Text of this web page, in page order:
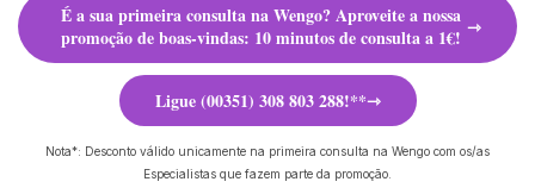
É a sua primeira consulta na Wengo? Aproveite a nossa
promoção de boas-vindas: 10 minutos de consulta a 1€!
Ligue (00351) 308 803 288!**
Nota*: Desconto válido unicamente na primeira consulta na Wengo com os/as
Especialistas que fazem parte da promoção.